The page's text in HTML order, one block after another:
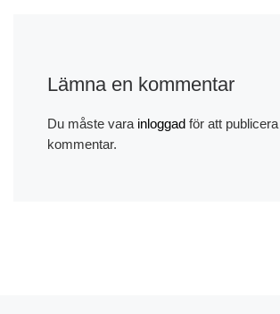
Lämna en kommentar
Du måste vara inloggadför att publicera
kommentar.